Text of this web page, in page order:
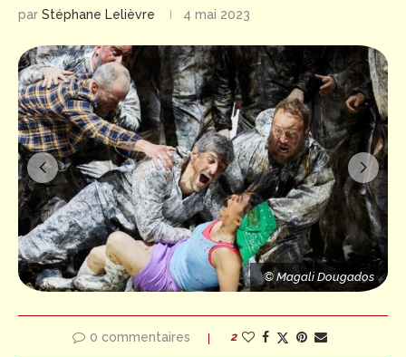
par Stéphane Lelièvre 4 mai 2023
© Magali Dougados
© Magali Dougados
© Magali Dougados
0 commentaires 2